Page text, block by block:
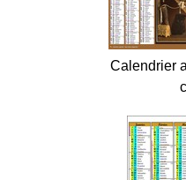
Calendrier